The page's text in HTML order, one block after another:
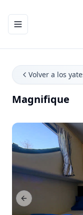
Abrir/cerrar el
Volver a los
Magnifique
Previous Slide